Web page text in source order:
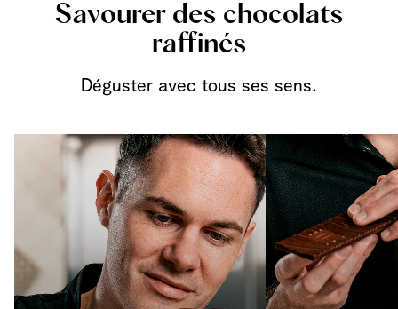
Savourer des chocolats
raffinés
Déguster avec tous ses sens.